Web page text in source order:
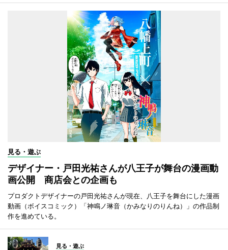
見る・遊ぶ
デザイナー・戸田光祐さんが八王子が舞台の漫画動
画公開 商店会との企画も
プロダクトデザイナーの戸田光祐さんが現在、八王子を舞台にした漫画
動画（ボイスコミック）「神鳴ノ琳音（かみなりのりんね）」の作品制
作を進めている。
見る・遊ぶ